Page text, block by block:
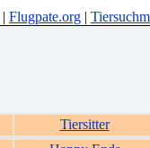
| Flugpate.org |
Tiersitter